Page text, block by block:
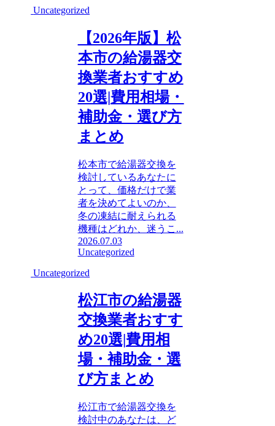
Uncategorized
【2026年版】松
本市の給湯器交
換業者おすすめ
20選|費用相場・
補助金・選び方
まとめ
松本市で給湯器交換を
検討しているあなたに
とって、価格だけで業
者を決めてよいのか、
冬の凍結に耐えられる
機種はどれか、迷うこ...
2026.07.03
Uncategorized
Uncategorized
松江市の給湯器
交換業者おすす
め20選|費用相
場・補助金・選
び方まとめ
松江市で給湯器交換を
検討中のあなたは、ど